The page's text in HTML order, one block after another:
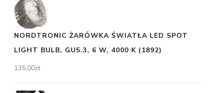
NORDTRONIC ŻARÓWKA ŚWIATŁA LED SPOT
LIGHT BULB, GU5.3, 6 W, 4000 K (1892)
135,00zł